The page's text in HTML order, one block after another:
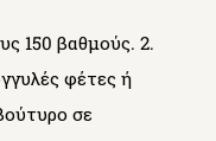
150 βαθμούς. 2.
φέτες ή
σε